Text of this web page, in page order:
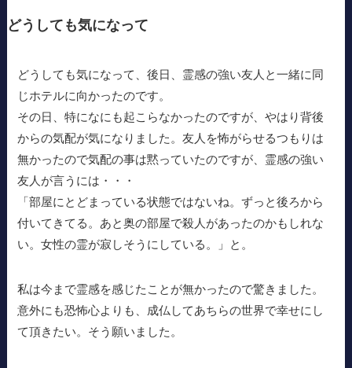
どうしても気になって
どうしても気になって、後日、霊感の強い友人と一緒に同
じホテルに向かったのです。
その日、特になにも起こらなかったのですが、やはり背後
からの気配が気になりました。友人を怖がらせるつもりは
無かったので気配の事は黙っていたのですが、霊感の強い
友人が言うには・・・
「部屋にとどまっている状態ではないね。ずっと後ろから
付いてきてる。あと奥の部屋で殺人があったのかもしれな
い。女性の霊が寂しそうにしている。」と。
私は今まで霊感を感じたことが無かったので驚きました。
意外にも恐怖心よりも、成仏してあちらの世界で幸せにし
て頂きたい。そう願いました。